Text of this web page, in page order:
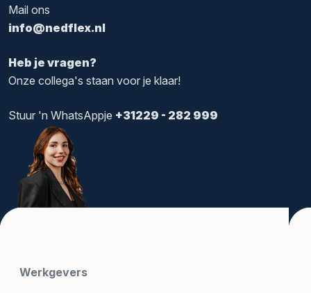
Heb je vragen?
Onze collega's staan voor je klaar!
Mail ons
info@nedflex.nl
Stuur 'n WhatsAppje +31229 - 282 999
Werkgevers